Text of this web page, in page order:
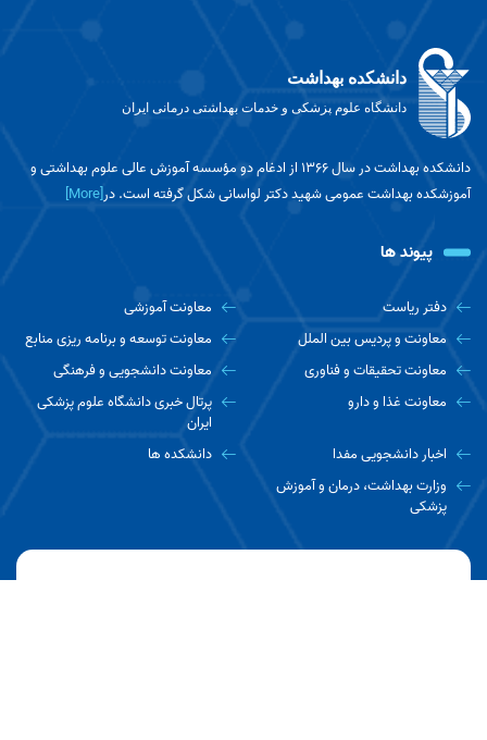
دانشکده بهداشت
دانشگاه علوم پزشکی و خدمات بهداشتی درمانی ایران
دانشکده بهداشت در سال ۱۳۶۶ از ادغام دو مؤسسه آموزش عالی علوم بهداشتی و
آموزشکده بهداشت عمومی شهید دکتر لواسانی شکل گرفته است. در[More]
پیوند ها
دفتر ریاست
معاونت آموزشی
معاونت و پردیس بین الملل
معاونت توسعه و برنامه ریزی منابع
معاونت تحقیقات و فناوری
معاونت دانشجویی و فرهنگی
معاونت غذا و دارو
پرتال خبری دانشگاه علوم پزشکی
ایران
اخبار دانشجویی مفدا
دانشکده ها
وزارت بهداشت، درمان و آموزش
پزشکی